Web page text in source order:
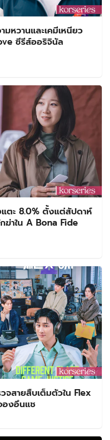
หวานและเคมีเหนียว
ซีรีส์ออริจินัล
แตะ 8.0% ตั้งแต่สัปดาห์
าใน A Bona Fide
จสายสืบเต็มตัวใน Flex
งอึนแช